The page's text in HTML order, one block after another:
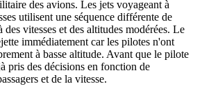
des avions. Les jets voyageant à
utilisent une séquence différente de
vitesses et des altitudes modérées. Le
immédiatement car les pilotes n'ont
à basse altitude. Avant que le pilote
pris des décisions en fonction de
et de la vitesse.